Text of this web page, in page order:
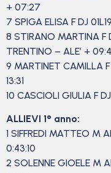
+ 07:27
7 SPIGA ELISA F DJ
8 STIRANO MARTINA F
TRENTINO – ALE’ +
9 MARTINET CAMILLA
13:31
10 CASCIOLI GIULIA F
ALLIEVI 1° anno:
1 SIFFREDI MATTEO M
0:43:10
2 SOLENNE GIOELE M